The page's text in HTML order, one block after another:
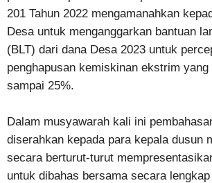
201 Tahun 2022 mengamanahkan
Desa untuk menganggarkan bantuan
(BLT) dari dana Desa 2023 untuk
penghapusan kemiskinan ekstrim
sampai 25%.
Dalam musyawarah kali ini
diserahkan kepada para kepala dusun
secara berturut-turut
untuk dibahas bersama secara